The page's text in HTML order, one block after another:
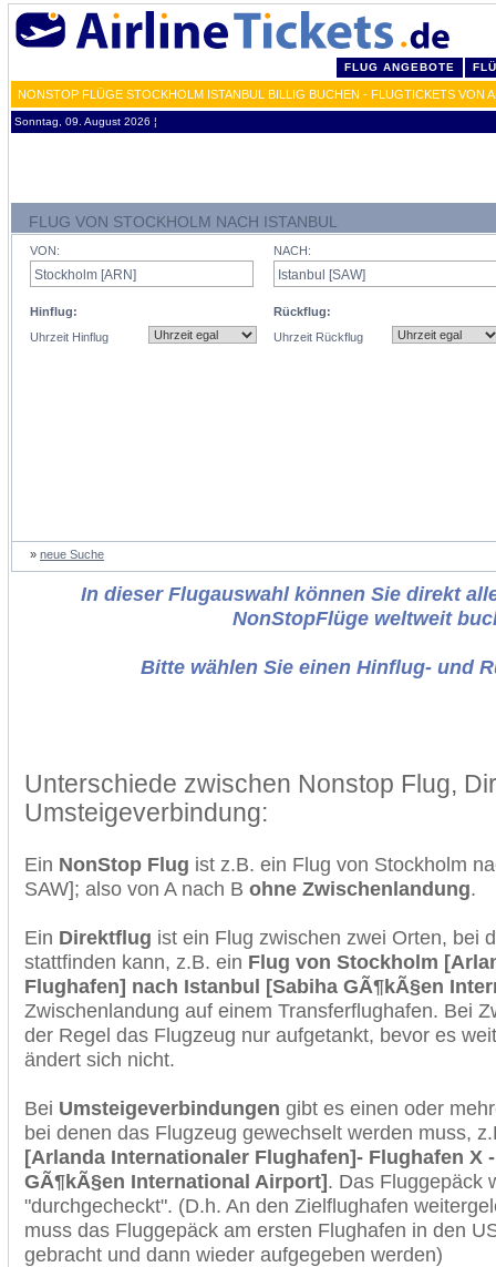
FLUG ANGEBOTE
NONSTOP FLÜGE STOCKHOLM ISTANBUL BILLIG BUCHEN - FLUGTICKETS VON
Sonntag, 09. August 2026 ¦
FLUG VON STOCKHOLM NACH ISTANBUL
VON:
Hinflug:
Uhrzeit Hinflug
NACH:
Rückflug:
Uhrzeit Rückflug
» neue Suche
In dieser Flugauswahl können Sie direkt
NonStopFlüge weltweit
Bitte wählen Sie einen Hinflug- und
Unterschiede zwischen Nonstop Flug,
Umsteigeverbindung:
Ein NonStop Flug ist z.B. ein Flug von Stockholm
SAW]; also von A nach B ohne Zwischenlandung.
Ein Direktflug ist ein Flug zwischen zwei Orten, bei
stattfinden kann, z.B. ein Flug von Stockholm
Flughafen] nach Istanbul [Sabiha GÃ¶kÃ§en
Zwischenlandung auf einem Transferflughafen. Bei
der Regel das Flugzeug nur aufgetankt, bevor es
ändert sich nicht.
Bei Umsteigeverbindungen gibt es einen oder
bei denen das Flugzeug gewechselt werden muss,
[Arlanda Internationaler Flughafen]- Flughafen X
GÃ¶kÃ§en International Airport]. Das Fluggepäck
"durchgecheckt". (D.h. An den Zielflughafen
muss das Fluggepäck am ersten Flughafen in den
gebracht und dann wieder aufgegeben werden)